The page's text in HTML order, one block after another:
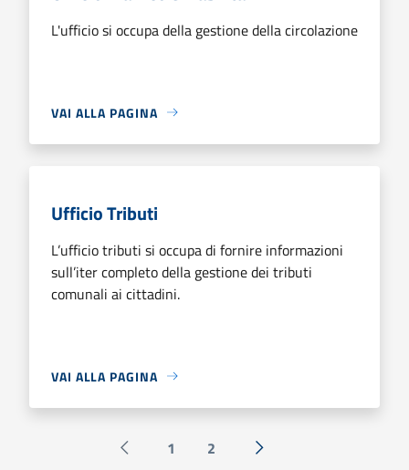
L'ufficio si occupa della gestione della circolazione
VAI ALLA PAGINA
Ufficio Tributi
L’ufficio tributi si occupa di fornire informazioni
sull’iter completo della gestione dei tributi
comunali ai cittadini.
VAI ALLA PAGINA
Pagina precedente
1 2 Successiva »